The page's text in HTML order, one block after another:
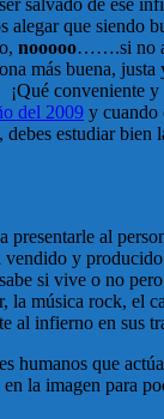
salvado de ese
que siendo
nooooo…….si no
más buena,
del 2009 y cuando
estudiar bien
al
y
si vive o no
música rock, el
al infierno en sus
humanos que
en la imagen